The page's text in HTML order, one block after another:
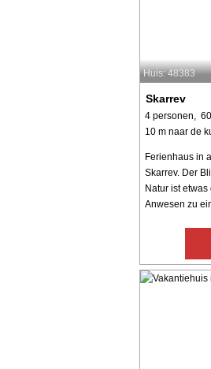
Huis: 48383
Skarrev
4 personen, 60
10 m naar de
Ferienhaus in
Skarrev. Der
Natur ist
Anwesen zu